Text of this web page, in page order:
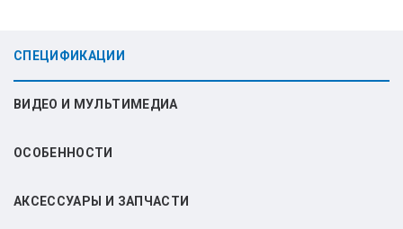
СПЕЦИФИКАЦИИ
ВИДЕО И МУЛЬТИМЕДИА
ОСОБЕННОСТИ
АКСЕССУАРЫ И ЗАПЧАСТИ